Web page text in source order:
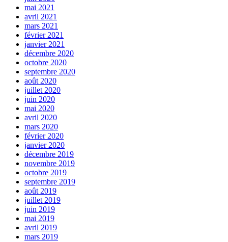
mai 2021
avril 2021
mars 2021
février 2021
janvier 2021
décembre 2020
octobre 2020
septembre 2020
août 2020
juillet 2020
juin 2020
mai 2020
avril 2020
mars 2020
février 2020
janvier 2020
décembre 2019
novembre 2019
octobre 2019
septembre 2019
août 2019
juillet 2019
juin 2019
mai 2019
avril 2019
mars 2019